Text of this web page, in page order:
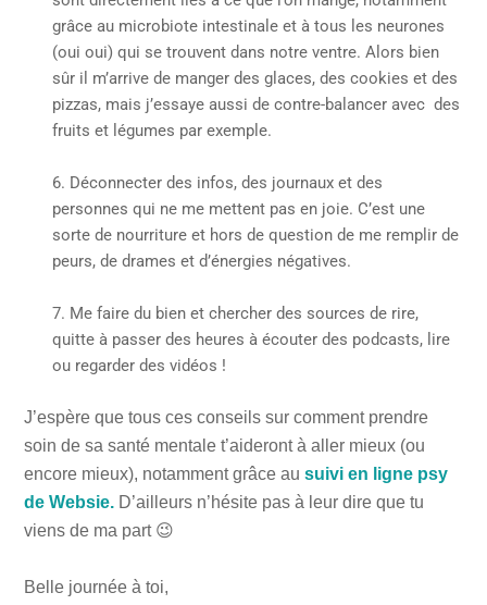
grâce au microbiote intestinale et à tous les neurones
(oui oui) qui se trouvent dans notre ventre. Alors bien
sûr il m’arrive de manger des glaces, des cookies et des
pizzas, mais j’essaye aussi de contre-balancer avec des
fruits et légumes par exemple.
Déconnecter des infos, des journaux et des
personnes qui ne me mettent pas en joie. C’est une
sorte de nourriture et hors de question de me remplir de
peurs, de drames et d’énergies négatives.
Me faire du bien et chercher des sources de rire,
quitte à passer des heures à écouter des podcasts, lire
ou regarder des vidéos !
J’espère que tous ces conseils sur comment prendre
soin de sa santé mentale t’aideront à aller mieux (ou
encore mieux), notamment grâce ausuivi en ligne psy
de Websie. D’ailleurs n’hésite pas à leur dire que tu
viens de ma part 😉
Belle journée à toi,